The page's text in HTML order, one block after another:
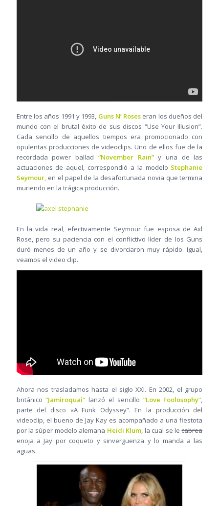
Entre los años 1991 y 1993, Guns N’ Roses eran los dueños del
mundo con el brutal éxito de sus discos “Use Your Illusion”.
Cada sencillo de aquellos tiempos era promocionado con
opulentas producciones de videoclips. Uno de ellos fue de la
recordada power ballad “November Rain”y una de las
actuaciones de aquel, correspondió a la modelo Stephanie
Seymour, en el papel de la desafortunada novia que termina
muriendo en la trágica producción.
En la vida real, efectivamente Seymour fue esposa de Axl
Rose, pero su paciencia con el conflictivo líder de los Guns
duró menos de un año y se divorciaron muy rápido. Igual,
veamos el video clip.
Ahora nos trasladamos hasta el siglo XXI. En 2002, el grupo
británico“Jamiroquai” lanzó el sencillo “Love Foolosophy”,
parte del disco «A Funk Odyssey”. En la producción del
videoclip, el bueno de Jay Kay es acompañado a una fiestota
por la súper modelo alemana Heidi Klum, la cual se lecabrea
enoja a Jay por coqueto y sinvergüenza y lo manda a las
aguas.